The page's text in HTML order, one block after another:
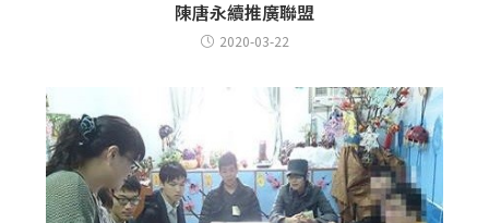
陳唐永續推廣聯盟
2020-03-22